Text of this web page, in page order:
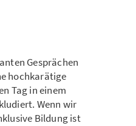
Gesprächen
hochkarätige
Tag in einem
Wenn wir
Bildung ist